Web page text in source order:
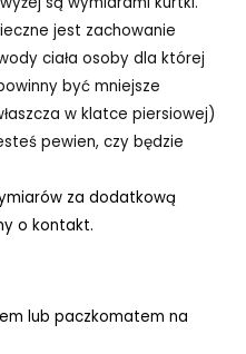
jest zachowanie
ciała osoby dla której
być mniejsze
w klatce piersiowej)
pewien, czy będzie
za dodatkową
o kontakt.
lub paczkomatem na